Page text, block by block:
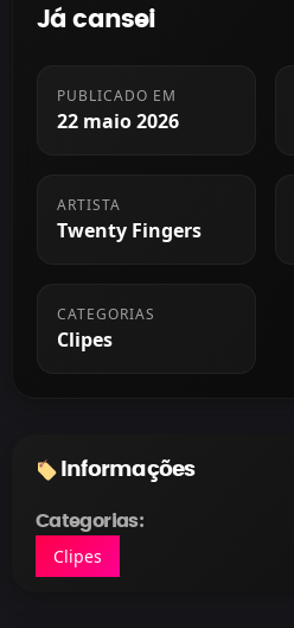
Já cansei
PUBLICADO EM
22 maio 2026
ARTISTA
Twenty Fingers
CATEGORIAS
Clipes
Informações
Categorias:
Clipes